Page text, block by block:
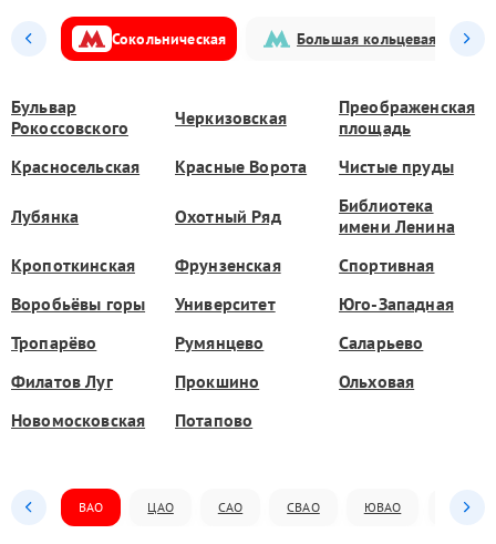
Сокольническая Большая кольцевая
Бульвар
Рокоссовского
Черкизовская
Преображенская
площадь
Красносельская
Красные Ворота Чистые пруды
Лубянка Охотный Ряд
Библиотека
имени Ленина
Кропоткинская
Фрунзенская
Спортивная
Воробьёвы горы
Университет
Юго-Западная
Тропарёво
Румянцево
Саларьево
Филатов Луг
Прокшино
Ольховая
Новомосковская
Потапово
ВАО ЦАО САО СВАО ЮВАО ЮАО